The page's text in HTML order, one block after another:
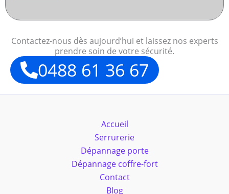
Contactez-nous dès aujourd’hui et laissez nos experts
prendre soin de votre sécurité.
0488 61 36 67
Accueil
Serrurerie
Dépannage porte
Dépannage coffre-fort
Contact
Blog